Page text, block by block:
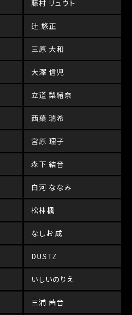
藤村 リュウト
辻 悠正
三原 大和
大澤 信児
立道 梨緒奈
西葉 瑞希
宮原 理子
森下 結音
白河 ななみ
松林楓
なしお 成
DUSTZ
いしいのりえ
三浦 茜音